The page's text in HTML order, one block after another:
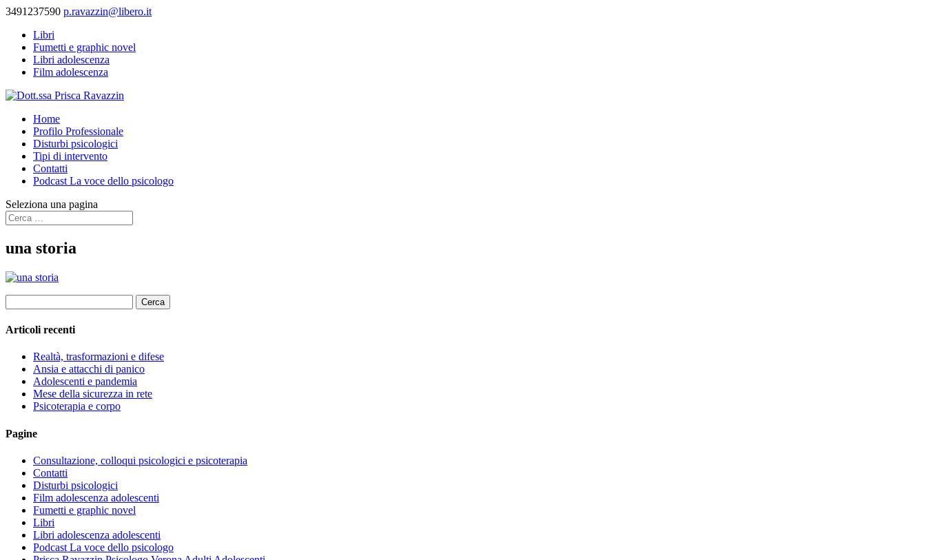
3491237590 p.ravazzin@libero.it
Libri
Fumetti e graphic novel
Libri adolescenza
Film adolescenza
Home
Profilo Professionale
Disturbi psicologici
Tipi di intervento
Contatti
Podcast La voce dello psicologo
Seleziona una pagina
una storia
per:
Articoli recenti
Realtà, trasformazioni e difese
Ansia e attacchi di panico
Adolescenti e pandemia
Mese della sicurezza in rete
Psicoterapia e corpo
Pagine
Consultazione, colloqui psicologici e psicoterapia
Contatti
Disturbi psicologici
Film adolescenza adolescenti
Fumetti e graphic novel
Libri
Libri adolescenza adolescenti
Podcast La voce dello psicologo